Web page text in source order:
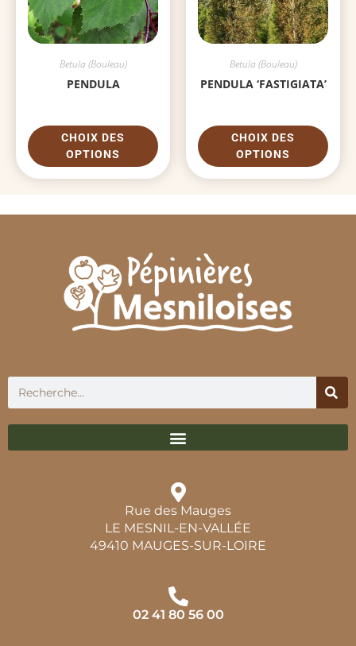
Betula (Bouleau)
PENDULA
CHOIX DES
OPTIONS
Betula (Bouleau)
PENDULA ‘FASTIGIATA’
CHOIX DES
OPTIONS
Rue des Mauges
LE MESNIL-EN-VALLÉE
49410 MAUGES-SUR-LOIRE
02 41 80 56 00